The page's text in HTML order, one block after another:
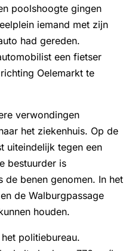
poolshoogte gingen
iemand met zijn
had gereden.
een fietser
Oelemarkt te
verwondingen
het ziekenhuis. Op de
uiteindelijk tegen een
bestuurder is
de benen genomen. In het
de Walburgpassage
houden.
politiebureau.